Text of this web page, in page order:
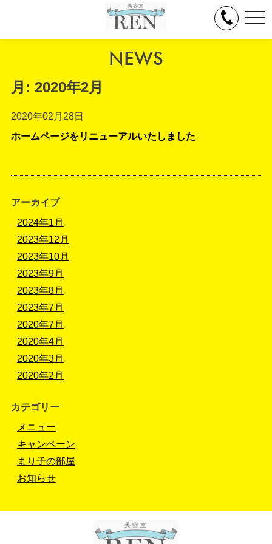
NEWS
月: 2020年2月
2020年02月28日
ホームページをリニューアルいたしました
アーカイブ
2024年1月
2023年12月
2023年10月
2023年9月
2023年8月
2023年7月
2020年7月
2020年4月
2020年3月
2020年2月
カテゴリー
メニュー
キャンペーン
まり子の部屋
お知らせ